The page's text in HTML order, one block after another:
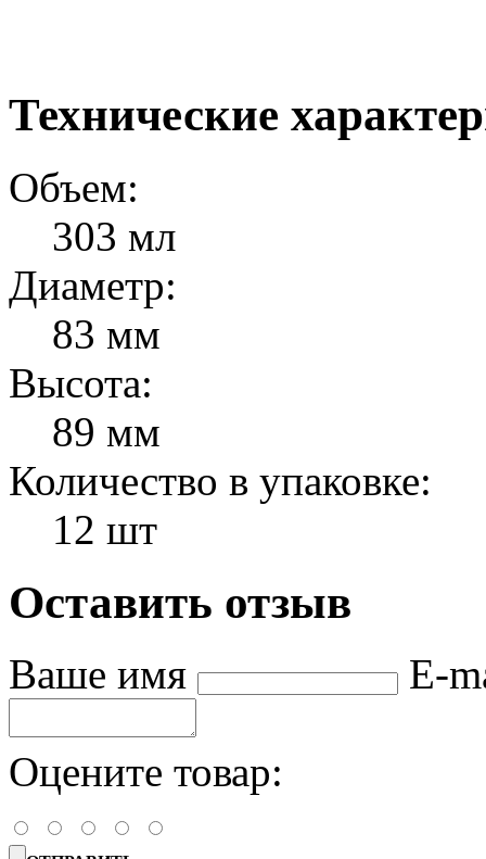
Технические
Объем:
303 мл
Диаметр:
83 мм
Высота:
89 мм
Количество в упаковке:
12 шт
Оставить отзыв
Ваше имя E-
Оцените товар: